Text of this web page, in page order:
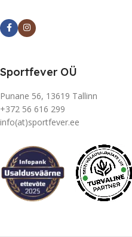
Sportfever OÜ
Punane 56, 13619 Tallinn
+372 56 616 299
info(at)sportfever.ee